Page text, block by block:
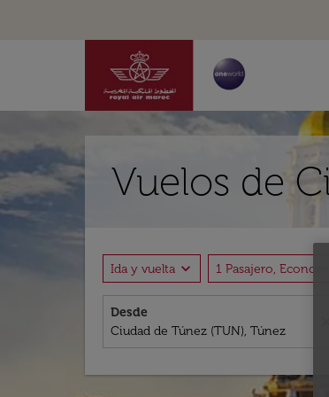
Vuelos de
Ida y vuelta expand_more 1 Pasajero,
Desde